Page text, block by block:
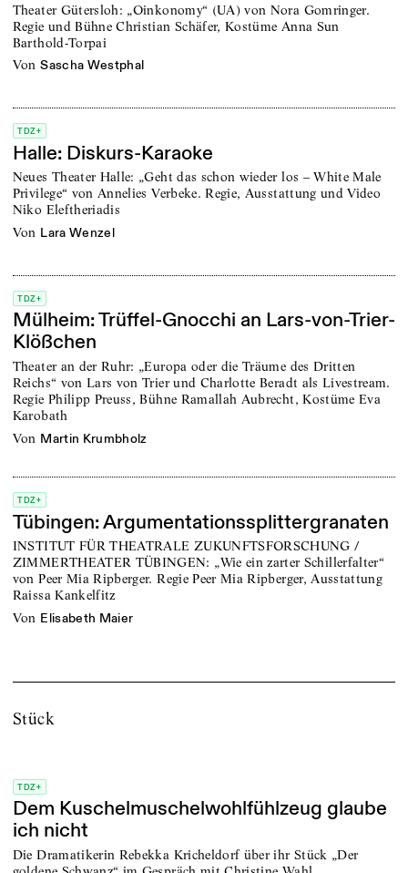
Theater Gütersloh: „Oinkonomy“ (UA) von Nora Gomringer.
Regie und Bühne Christian Schäfer, Kostüme Anna Sun
Barthold-Torpai
von Sascha Westphal
TDZ+
Halle: Diskurs-Karaoke
Neues Theater Halle: „Geht das schon wieder los – White Male
Privilege“ von Annelies Verbeke. Regie, Ausstattung und Video
Niko Eleftheriadis
von Lara Wenzel
TDZ+
Mülheim: Trüffel-Gnocchi an Lars-von-Trier-
Klößchen
Theater an der Ruhr: „Europa oder die Träume des Dritten
Reichs“ von Lars von Trier und Charlotte Beradt als Livestream.
Regie Philipp Preuss, Bühne Ramallah Aubrecht, Kostüme Eva
Karobath
von Martin Krumbholz
TDZ+
Tübingen: Argumentationssplittergranaten
INSTITUT FÜR THEATRALE ZUKUNFTSFORSCHUNG /
ZIMMERTHEATER TÜBINGEN: „Wie ein zarter Schillerfalter“
von Peer Mia Ripberger. Regie Peer Mia Ripberger, Ausstattung
Raissa Kankelfitz
von Elisabeth Maier
Stück
TDZ+
Dem Kuschelmuschelwohlfühlzeug glaube
ich nicht
Die Dramatikerin Rebekka Kricheldorf über ihr Stück „Der